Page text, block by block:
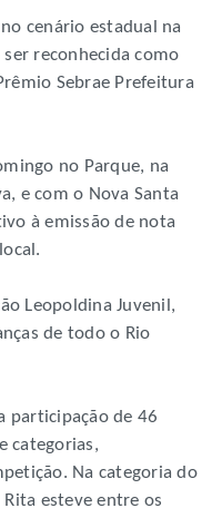
cenário estadual na
reconhecida como
Sebrae Prefeitura
no Parque, na
e com o Nova Santa
à emissão de nota
Leopoldina Juvenil,
de todo o Rio
participação de 46
categorias,
Na categoria do
esteve entre os